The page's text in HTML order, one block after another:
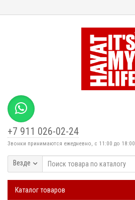
+7 911 026-02-24
Звонки принимаются ежедневно, с 11:00 до 18:00
Везде
Каталог товаров